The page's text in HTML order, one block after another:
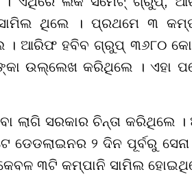
ସାମିଲ ଥିଲେ । ପ୍ରଥମେ ୩
। ଆରିଫ ହବିବ ଗ୍ରୁପ୍ ୩୬୮୦
ଉଲ୍ଲେଖ କରିଥିଲେ । ଏହା
ଲାଗି ସରକାର ଚିନ୍ତା କରିଥିଲେ
ଡେଡଲାଇନର ୨ ଦିନ ପୂର୍ବରୁ
୩ଟି କମ୍ପାନି ସାମିଲ